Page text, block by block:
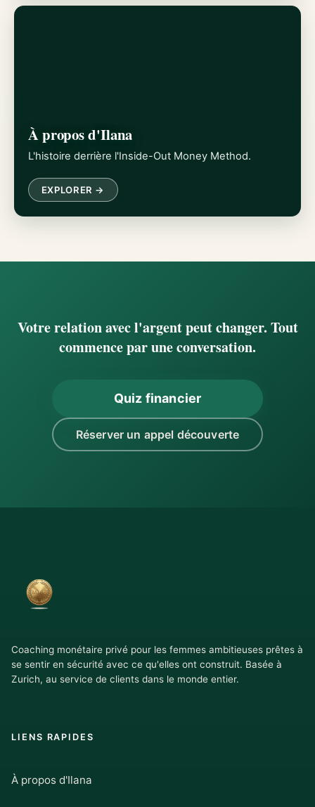
À propos d'Ilana
L'histoire derrière l'Inside-Out Money Method.
EXPLORER →
Votre relation avec l'argent peut changer. Tout
commence par une conversation.
Quiz financier
Réserver un appel découverte
Coaching monétaire privé pour les femmes ambitieuses prêtes à
se sentir en sécurité avec ce qu'elles ont construit. Basée à
Zurich, au service de clients dans le monde entier.
LIENS RAPIDES
À propos d'Ilana